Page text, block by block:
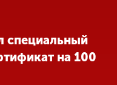
специальный
на 100